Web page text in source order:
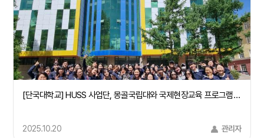
[단국대학교] HUSS 사업단, 몽골국립대와 국제현장교육 프로그램 성료
2025.10.20 관리자